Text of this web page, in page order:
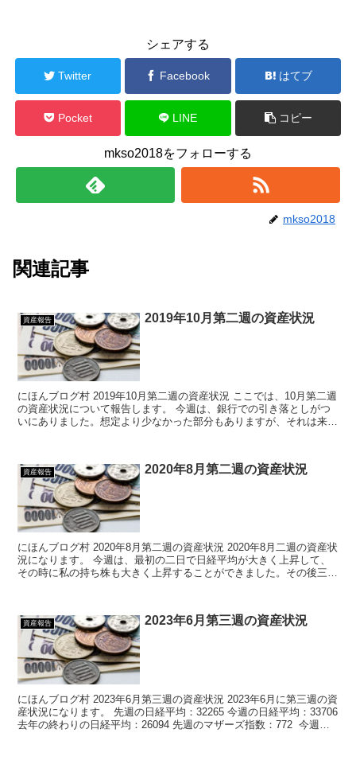
シェアする
Twitter Facebook はてブ
Pocket LINE コピー
mkso2018をフォローする
mkso2018
関連記事
資産報告 2019年10月第二週の資産状況
にほんブログ村 2019年10月第二週の資産状況 ここでは、10月第二週
の資産状況について報告します。 今週は、銀行での引き落としがつ
いにありました。想定より少なかった部分もありますが、それは来月
資産報告 2020年8月第二週の資産状況
にほんブログ村 2020年8月第二週の資産状況 2020年8月二週の資産状
況になります。 今週は、最初の二日で日経平均が大きく上昇して、
その時に私の持ち株も大きく上昇することができました。その後三日
資産報告 2023年6月第三週の資産状況
にほんブログ村 2023年6月第三週の資産状況 2023年6月に第三週の資
産状況になります。 先週の日経平均：32265 今週の日経平均：33706
去年の終わりの日経平均：26094 先週のマザーズ指数：772 今週の